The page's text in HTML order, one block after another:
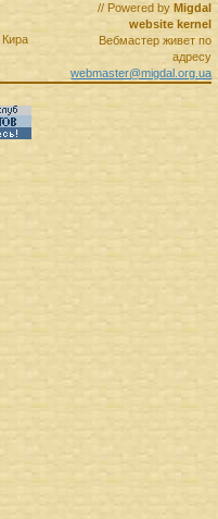
// Powered by Migdal
website kernel
Вебмастер живет по
адресу
webmaster@migdal.org.ua
Кира